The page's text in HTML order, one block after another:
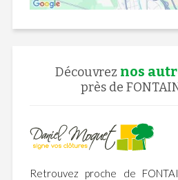
Découvrez nos
près de
Retrouvez proche de